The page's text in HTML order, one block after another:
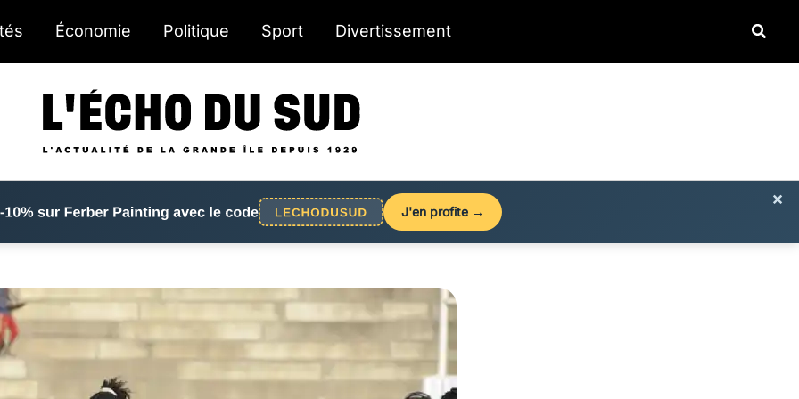
Économie Politique Sport Divertissement
×
J'en profite →